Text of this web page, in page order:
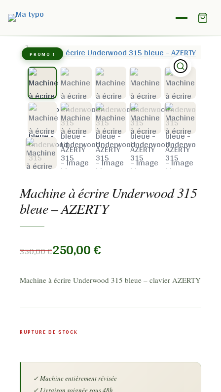
Accueil / Boutique
PROMO !
Machine à écrire Underwood 315
bleue – AZERTY
350,00€250,00€
Machine à écrire Underwood 315 bleue – clavier AZERTY
RUPTURE DE STOCK